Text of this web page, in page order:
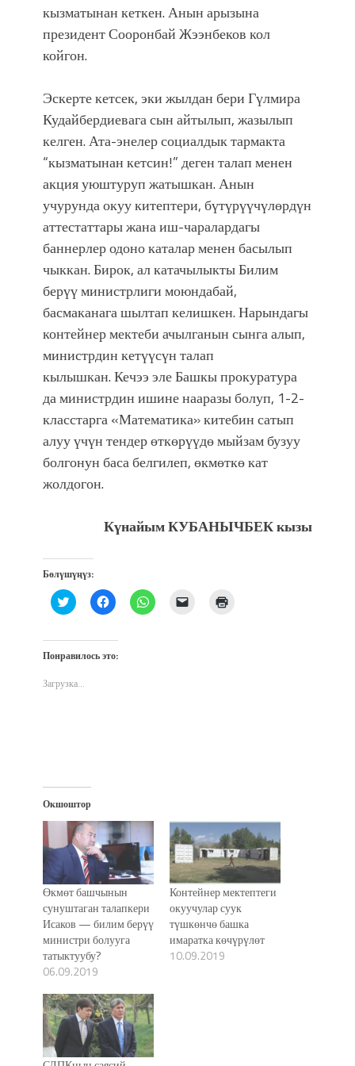
Park'ка 30 миң адам чогулду
кызматынан кеткен. Анын арызына
президент Сооронбай Жээнбеков кол
койгон.
Эскерте кетсек, эки жылдан бери Гүлмира
Кудайбердиевага сын айтылып, жазылып
келген. Ата-энелер социалдык тармакта
“кызматынан кетсин!” деген талап менен
акция уюштуруп жатышкан. Анын
учурунда окуу китептери, бүтүрүүчүлөрдүн
аттестаттары жана иш-чаралардагы
баннерлер одоно каталар менен басылып
чыккан. Бирок, ал катачылыкты Билим
берүү министрлиги моюндабай,
басмаканага шылтап келишкен. Нарындагы
контейнер мектеби ачылганын сынга алып,
министрдин кетүүсүн талап
кылышкан. Кечээ эле Башкы прокуратура
да министрдин ишине нааразы болуп, 1-2-
класстарга «Математика» китебин сатып
алуу үчүн тендер өткөрүүдө мыйзам бузуу
болгонун баса белгилеп, өкмөткө кат
жолдогон.
Күнайым КУБАНЫЧБЕК кызы
Бөлүшүңүз:
Нажмите,
чтобы
Twitter
(Открывается
в
окне)
Нажмите,
чтобы
Facebook
(Открывается
в
Нажмите,
чтобы
Послать
ссылку
Понравилось это:
Загрузка...
Окшоштор
Өкмөт башчынын
сунуштаган талапкери
Исаков — билим берүү
министри болууга
татыктуубу?
06.09.2019
Контейнер мектептеги
окуучулар суук
түшкөнчө башка
имаратка көчүрүлөт
10.09.2019